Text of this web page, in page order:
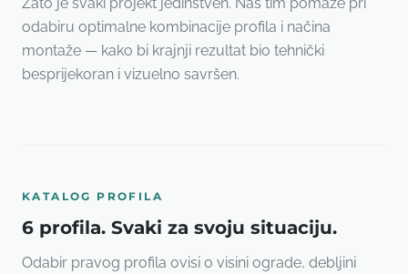
odabiru optimalne kombinacije profila i načina
montaže — kako bi krajnji rezultat bio tehnički
besprijekoran i vizuelno savršen.
KATALOG PROFILA
6 profila. Svaki za svoju situaciju.
Odabir pravog profila ovisi o visini ograde, debljini